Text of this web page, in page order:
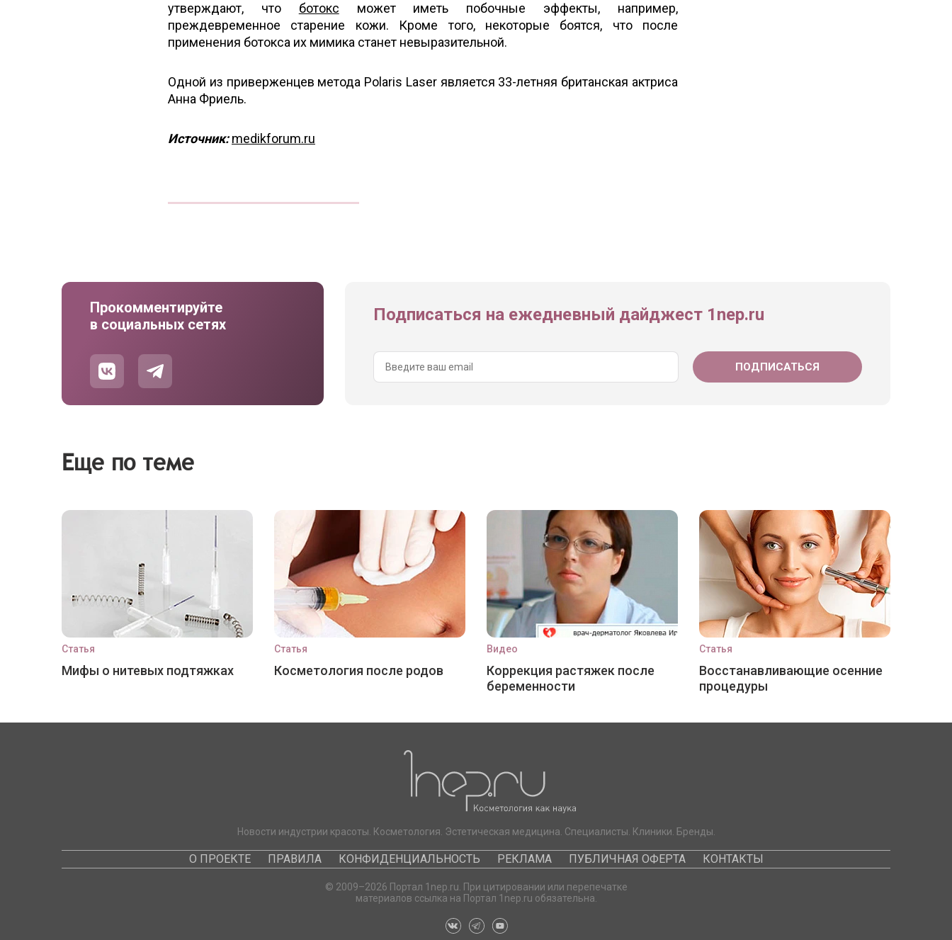
утверждают, что ботокс может иметь побочные эффекты, например,
преждевременное старение кожи. Кроме того, некоторые боятся, что после
применения ботокса их мимика станет невыразительной.
Одной из приверженцев метода Polaris Laser является 33-летняя британская актриса
Анна Фриель.
Источник: medikforum.ru
Прокомментируйте
в социальных сетях
Подписаться на ежедневный дайджест 1nep.ru
Еще по теме
Статья
Мифы о нитевых подтяжках
Статья
Косметология после родов
Видео
Коррекция растяжек после
беременности
Статья
Восстанавливающие осенние
процедуры
Новости индустрии красоты. Косметология. Эстетическая медицина. Специалисты. Клиники. Бренды.
О ПРОЕКТЕ ПРАВИЛА КОНФИДЕНЦИАЛЬНОСТЬ РЕКЛАМА ПУБЛИЧНАЯ ОФЕРТА КОНТАКТЫ
© 2009–2026 Портал 1nep.ru. При цитировании или перепечатке
материалов ссылка на Портал 1nep.ru обязательна.